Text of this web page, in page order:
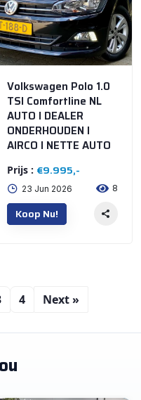
Volkswagen Polo 1.0
TSI Comfortline NL
AUTO I DEALER
ONDERHOUDEN I
AIRCO I NETTE AUTO
Prijs : €9.995,-
23 Jun 2026 8
Koop Nu!
4 Next »